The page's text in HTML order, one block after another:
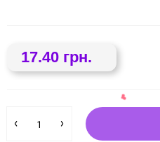
17.40 грн.